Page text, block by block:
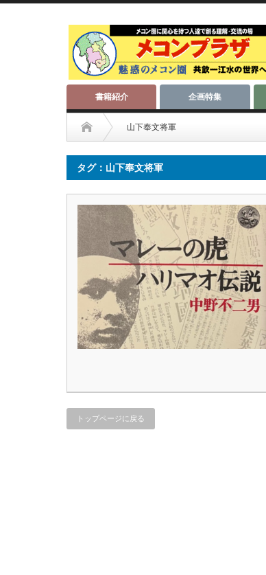
書籍紹介 企画特集
山下奉文将軍
タグ：山下奉文将軍
トップページに戻る